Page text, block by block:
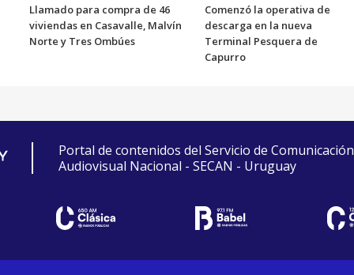
Llamado para compra de 46
viviendas en Casavalle, Malvín
Norte y Tres Ombúes
Comenzó la operativa de
descarga en la nueva
Terminal Pesquera de
Capurro
Portal de contenidos del Servicio de Comunicación
Audiovisual Nacional - SECAN - Uruguay